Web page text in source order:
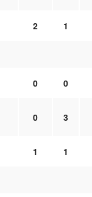
2 1
0
0
0 3
1 1